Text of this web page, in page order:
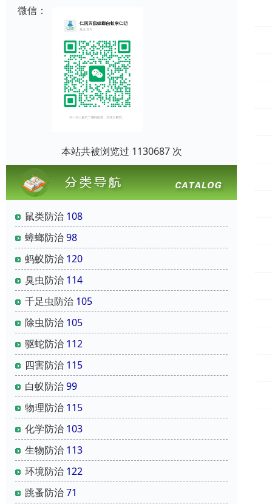
微信：
本站共被浏览过 1130687 次
鼠类防治 108
蟑螂防治98
蚂蚁防治 120
臭虫防治 114
千足虫防治 105
除虫防治 105
驱蛇防治 112
四害防治 115
白蚁防治99
物理防治 115
化学防治 103
生物防治 113
环境防治 122
跳蚤防治71